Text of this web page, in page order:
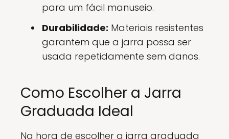
para um fácil manuseio.
Durabilidade: Materiais resistentes
garantem que a jarra possa ser
usada repetidamente sem danos.
Como Escolher a Jarra
Graduada Ideal
Na hora de escolher a jarra graduada